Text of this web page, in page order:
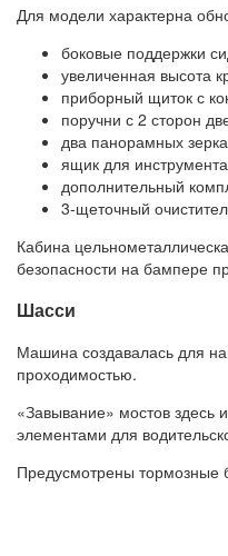
Для модели характерна
боковые поддержки
увеличенная высота
приборный щиток с
поручни с 2 сторон
два панорамных
ящик для
дополнительный
3-щеточный
Кабина
безопасности на бампере
Шасси
Машина создавалась для
проходимостью.
«Завывание» мостов здесь
элементами для
Предусмотрены тормозные